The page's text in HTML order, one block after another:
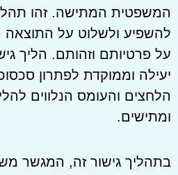
המשפטית המתישה. זהו
להשפיע ולשלוט על התוצאה
על פרטיותם וזהותם. הליך
יעילה וממוקדת לפתרון
הלחצים והעומס הנלווים
ומתישים.
בתהליך גישור זה, המגשר